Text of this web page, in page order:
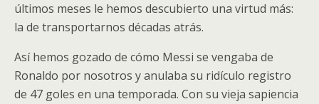
últimos meses le hemos descubierto una virtud más:
la de transportarnos décadas atrás.
Así hemos gozado de cómo Messi se vengaba de
Ronaldo por nosotros y anulaba su ridículo registro
de 47 goles en una temporada. Con su vieja sapiencia